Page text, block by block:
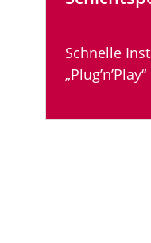
Schnelle
„Plug’n’Play“